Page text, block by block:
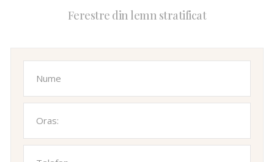
Ferestre din lemn stratificat